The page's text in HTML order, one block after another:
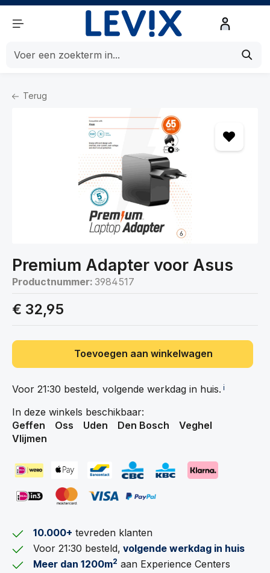
Terug
Home
Computeraccessoires
Premium Adapter voor Asus
Productnummer: 3984517
€ 32,95
Toevoegen aan winkelwagen
Voor 21:30 besteld, volgende werkdag in huis. ℹ️
In deze winkels beschikbaar:
Geffen
Oss Uden Den Bosch
Veghel
Vlijmen
10.000+ tevreden klanten
Voor 21:30 besteld, volgende werkdag in huis
Meer dan 1200m2 aan Experience Centers